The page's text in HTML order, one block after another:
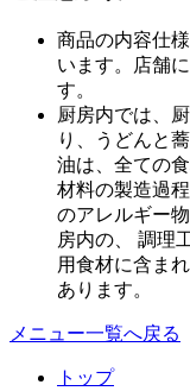
商品の内容仕
います。店舗
す。
厨房内では、
り、うどんと
油は、全ての
材料の製造過
のアレルギー
房内の、 調理
用食材に含ま
あります。
メニュー一覧へ戻る
トップ